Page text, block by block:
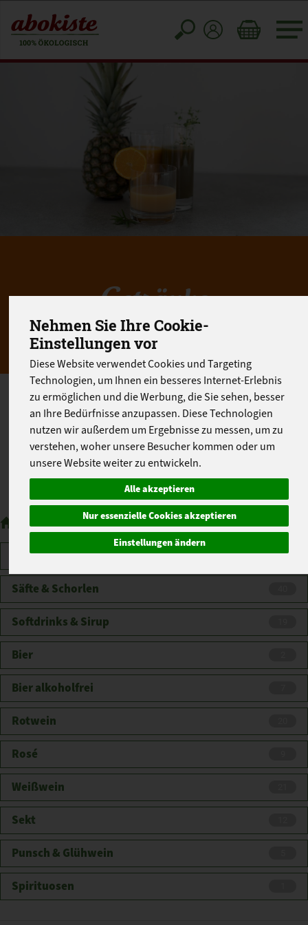
Nehmen Sie Ihre Cookie-
Einstellungen vor
Diese Website verwendet Cookies und Targeting
Technologien, um Ihnen ein besseres Internet-Erlebnis
zu ermöglichen und die Werbung, die Sie sehen, besser
an Ihre Bedürfnisse anzupassen. Diese Technologien
nutzen wir außerdem um Ergebnisse zu messen, um zu
verstehen, woher unsere Besucher kommen oder um
unsere Website weiter zu entwickeln.
Alle akzeptieren
Nur essenzielle Cookies akzeptieren
Einstellungen ändern
Getränke
Wie liefern Ihnen Mineralwasser, Limonaden
und Säfte von Beutelsbacher, Biere von
Neumarkter Lammsbräu, erlesene Bio-Weine
und Sekt, Smoothies und Sirup. In unserem
Sortiment finden Sie eine große Auswahl an
Getränken für jeden Anlass und Geschmack.
Getränke
7
Wasser
Säfte & Schorlen
Softdrinks & Sirup
Bier
Bier alkoholfrei
Rotwein
Rosé
Weißwein
Sekt
Punsch & Glühwein
Spirituosen
Toggle
cart